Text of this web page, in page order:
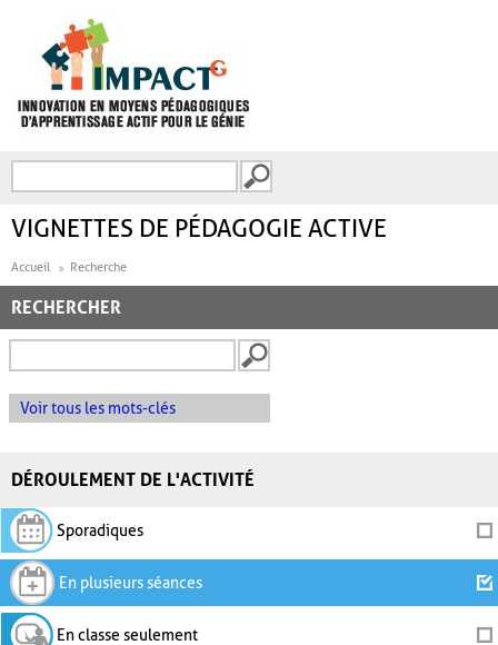
FORMULAIRE DE
VIGNETTES DE PÉDAGOGIE ACTIVE
Accueil Recherche
RECHERCHER
Voir tous les mots-clés
DÉROULEMENT DE L'ACTIVITÉ
Sporadiques
En plusieurs séances
En classe seulement